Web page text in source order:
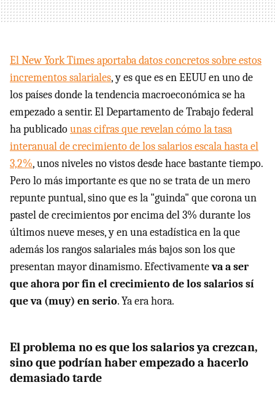
El New York Times aportaba datos concretos sobre estos
incrementos salariales, y es que es en EEUU en uno de
los países donde la tendencia macroeconómica se ha
empezado a sentir. El Departamento de Trabajo federal
ha publicadounas cifras que revelan cómo la tasa
interanual de crecimiento de los salarios escala hasta el
3,2%, unos niveles no vistos desde hace bastante tiempo.
Pero lo más importante es que no se trata de un mero
repunte puntual, sino que es la "guinda" que corona un
pastel de crecimientos por encima del 3% durante los
últimos nueve meses, y en una estadística en la que
además los rangos salariales más bajos son los que
presentan mayor dinamismo. Efectivamenteva a ser
que ahora por fin el crecimiento de los salarios sí
que va (muy) en serio. Ya era hora.
El problema no es que los salarios ya crezcan,
sino que podrían haber empezado a hacerlo
demasiado tarde